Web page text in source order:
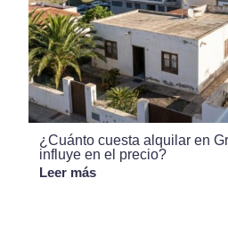
¿Cuánto cuesta alquilar en
influye en el precio?
Leer más